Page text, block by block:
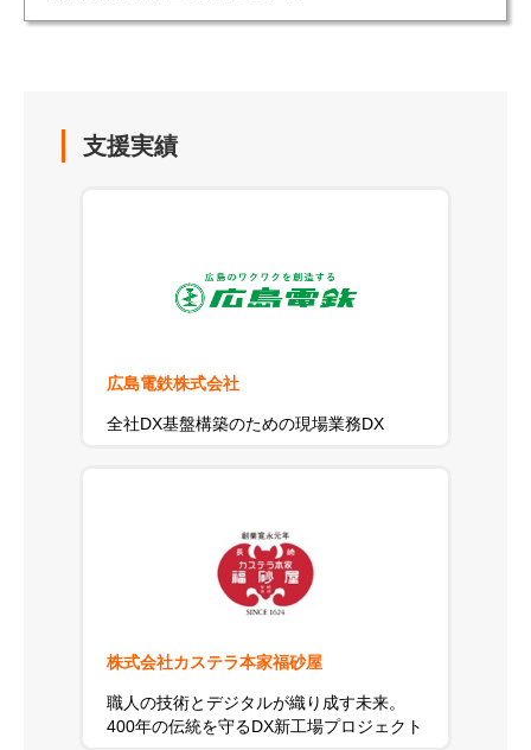
支援実績
広島電鉄株式会社
全社DX基盤構築のための現場業務DX
株式会社カステラ本家福砂屋
職人の技術とデジタルが織り成す未来。
400年の伝統を守るDX新工場プロジェクト